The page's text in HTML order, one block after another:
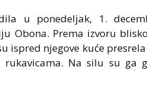
u ponedeljak, 1.
Obona. Prema izvoru
ispred njegove kuće
rukavicama. Na silu su ga